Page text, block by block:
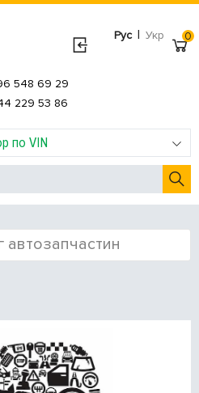
Рус | Укр
по VIN
548 69 29
229 53 86
0
автозапчастин